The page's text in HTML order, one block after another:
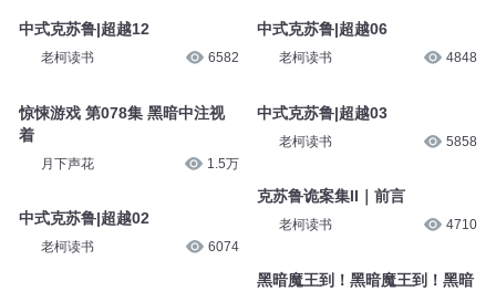
中式克苏鲁|超越12
老柯读书 6582
惊悚游戏 第078集 黑暗中注视
着
月下声花 1.5万
中式克苏鲁|超越02
老柯读书 6074
中式克苏鲁|超越06
老柯读书 4848
中式克苏鲁|超越03
老柯读书 5858
克苏鲁诡案集II｜前言
老柯读书 4710
黑暗魔王到！黑暗魔王到！黑暗